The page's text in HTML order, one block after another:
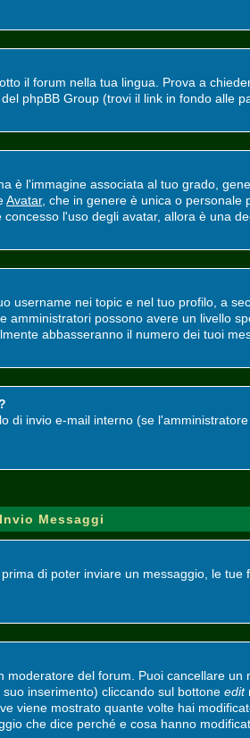
il forum nella tua lingua. Prova a
phpBB Group (trovi il link in fondo alle
l'immagine associata al tuo grado,
Avatar, che in genere è unica o personale
l'uso degli avatar, allora è una
nei topic e nel tuo profilo, a
possono avere un livello
abbasseranno il numero dei tuoi
invio e-mail interno (se
Invio Messaggi
di poter inviare un messaggio, le
del forum. Puoi cancellare
inserimento) cliccando sul bottone edit
viene mostrato quante volte hai
che dice perché e cosa hanno